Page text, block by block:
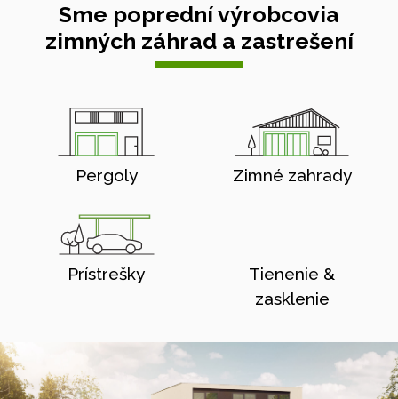
Sme poprední výrobcovia
zimných záhrad a zastrešení
Pergoly Zimné zahrady
Prístrešky
Tienenie &
zasklenie